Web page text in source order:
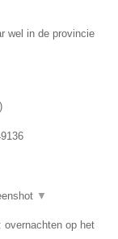
wel in de provincie
)
▼
overnachten op het